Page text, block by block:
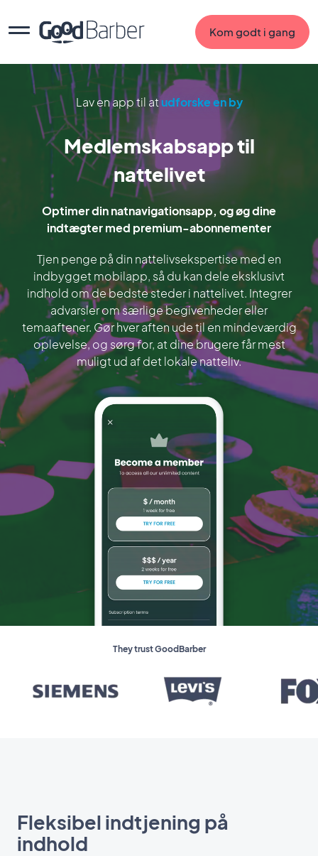
Kom godt i gang
Lav en app til atudforske en by
Medlemskabsapp til
nattelivet
Optimer din natnavigationsapp, og øg dine
indtægter med premium-abonnementer
Tjen penge på din nattelivsekspertise med en
indbygget mobilapp, så du kan dele eksklusivt
indhold om de bedste steder i nattelivet. Integrer
advarsler om særlige begivenheder eller
temaaftener. Gør hver aften ude til en mindeværdig
oplevelse, og sørg for, at dine brugere får mest
muligt ud af det lokale natteliv.
They trust GoodBarber
Fleksibel indtjening på
indhold